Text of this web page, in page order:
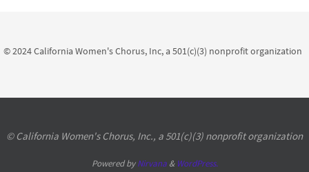
© 2024 California Women's Chorus, Inc, a 501(c)(3) nonprofit organization
© California Women's Chorus, Inc., a 501(c)(3) nonprofit organization
Powered byNirvana& WordPress.